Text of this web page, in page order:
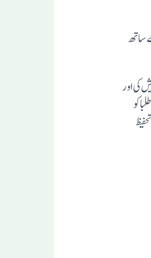
ساتھ
کی اور
کو